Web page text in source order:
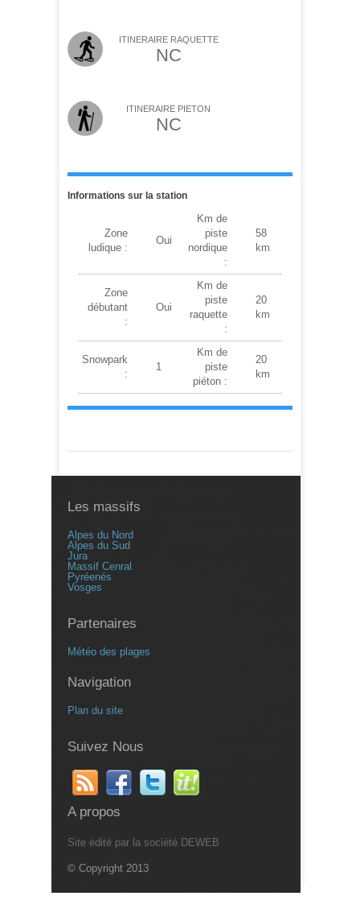
ITINERAIRE RAQUETTE
NC
ITINERAIRE PIETON
NC
Informations sur la station
Zone
ludique :
Oui
Km de
piste
nordique
:
58
km
Zone
débutant
:
Oui
Km de
piste
raquette
:
20
km
Snowpark
:
1
Km de
piste
piéton :
20
km
Les massifs
Alpes du Nord
Alpes du Sud
Jura
Massif Cenral
Pyréenés
Vosges
Partenaires
Météo des plages
Navigation
Plan du site
Suivez Nous
A propos
Site édité par la société DEWEB
© Copyright 2013